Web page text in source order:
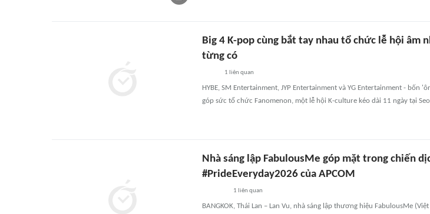
Big 4 K-pop cùng bắt tay nhau tổ chức lễ hội âm
từng có
1 liên quan
HYBE, SM Entertainment, JYP Entertainment và YG Entertainment - bốn
góp sức tổ chức Fanomenon, một lễ hội K-culture kéo dài 11 ngày tại
Nhà sáng lập FabulousMe góp mặt trong chiến
#PrideEveryday2026 của APCOM
1 liên quan
BANGKOK, Thái Lan – Lan Vu, nhà sáng lập thương hiệu FabulousMe